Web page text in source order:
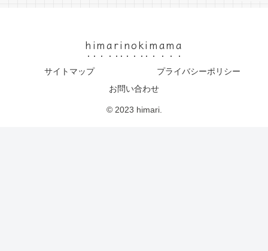
himarinokimama
サイトマップ
プライバシーポリシー
お問い合わせ
© 2023 himari.